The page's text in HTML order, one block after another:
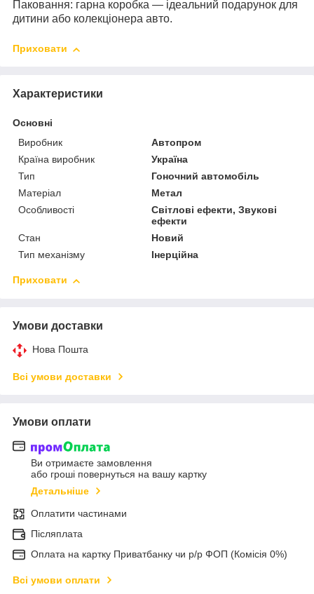
Паковання: гарна коробка — ідеальний подарунок для
дитини або колекціонера авто.
Приховати
Характеристики
Основні
Виробник
Автопром
Країна виробник
Україна
Тип
Гоночний автомобіль
Матеріал
Метал
Особливості
Світлові ефекти, Звукові
ефекти
Стан
Новий
Тип механізму
Інерційна
Приховати
Умови доставки
Нова Пошта
Всі умови доставки
Умови оплати
Ви отримаєте замовлення
або гроші повернуться на вашу картку
Детальніше
Оплатити частинами
Післяплата
Оплата на картку Приватбанку чи р/р ФОП (Комісія 0%)
Всі умови оплати